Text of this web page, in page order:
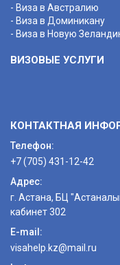
- Виза в Австралию
- Виза в Доминикану
- Виза в Новую
ВИЗОВЫЕ УСЛУГИ
КОНТАКТНАЯ
Телефон:
+7 (705) 431-12-42
Адрес:
г. Астана, БЦ
кабинет 302
E-mail:
visahelp.kz@mail.ru